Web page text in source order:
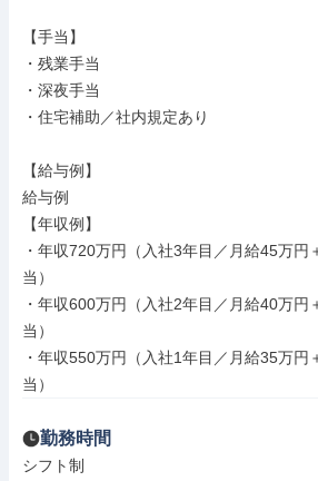
【手当】
・残業手当
・深夜手当
・住宅補助／社内規定あり
【給与例】
給与例
【年収例】
・年収720万円（入社3年目／月給45万円
当）
・年収600万円（入社2年目／月給40万円
当）
・年収550万円（入社1年目／月給35万円
当）
勤務時間
シフト制